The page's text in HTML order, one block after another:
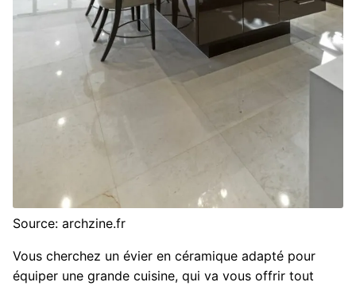
Source: archzine.fr
Vous cherchez un évier en céramique adapté pour
équiper une grande cuisine, qui va vous offrir tout